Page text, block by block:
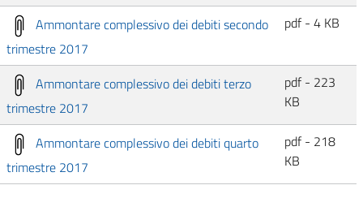
Ammontare complessivo dei debiti secondo
trimestre 2017
pdf - 4 KB
Ammontare complessivo dei debiti terzo
trimestre 2017
pdf - 223
KB
Ammontare complessivo dei debiti quarto
trimestre 2017
pdf - 218
KB